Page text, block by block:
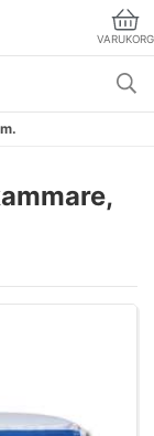
VARUKORG